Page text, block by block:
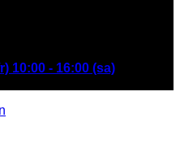
Produkte im Warenkorb.
10:00 - 16:00 (sa)